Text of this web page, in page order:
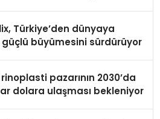
Türkiye’den dünyaya
büyümesini sürdürüyor
pazarının 2030’da
dolara ulaşması bekleniyor